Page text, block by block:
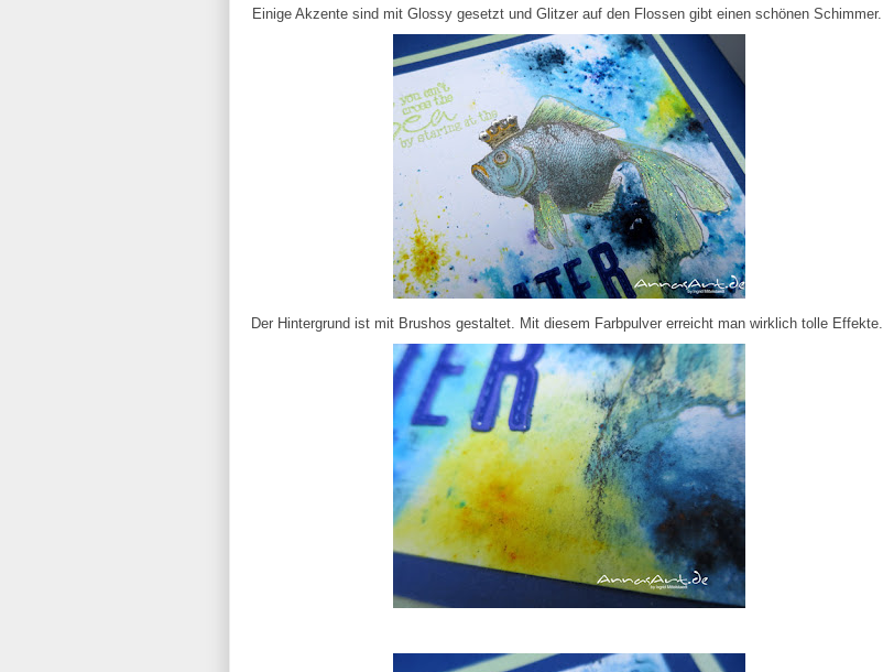
Einige Akzente sind mit Glossy gesetzt und Glitzer auf den Flossen gibt einen schönen Schimmer.
Der Hintergrund ist mit Brushos gestaltet. Mit diesem Farbpulver erreicht man wirklich tolle Effekte.